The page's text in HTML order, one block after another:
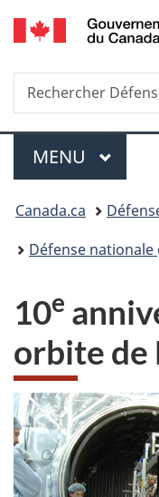
Rechercher
Défense
Menu
MENU
Vous
êtes
Canada.ca
Défense nationale
10e
orbite de